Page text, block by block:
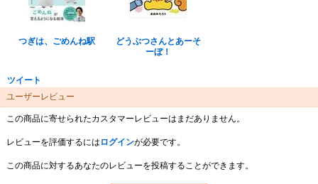
つぎは、ごめんね駅
どうぶつさんとあーそ
ーぼ！
ツイート
ユーザーレビュー
この商品に寄せられたカスタマーレビューはまだありません。
レビューを評価するには ログインが必要です。
この商品に対するあなたのレビューを投稿することができます。